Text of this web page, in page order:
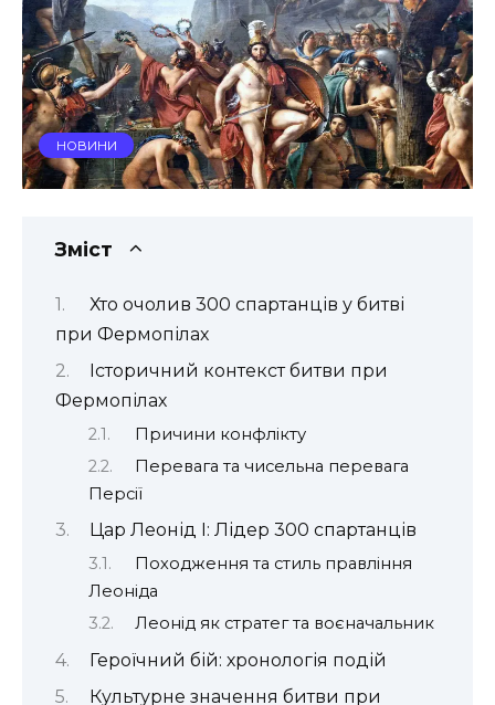
НОВИНИ
Зміст
Хто очолив 300 спартанців у битві
при Фермопілах
Історичний контекст битви при
Фермопілах
Причини конфлікту
Перевага та чисельна перевага
Персії
Цар Леонід I: Лідер 300 спартанців
Походження та стиль правління
Леоніда
Леонід як стратег та воєначальник
Героїчний бій: хронологія подій
Культурне значення битви при